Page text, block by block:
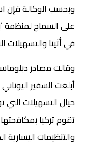
وبحسب الوكالة فإن
على السماح لمنظمة
في أثينا والتسهيلات
وقالت مصادر
أبلغت السفير
حيال التسهيلات التي
تقوم تركيا
والتنظيمات اليسارية